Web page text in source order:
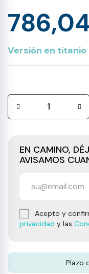
Versión en titanio
EN CAMINO,
AVISAMOS
Acepto y
privacidad y las
Plazo